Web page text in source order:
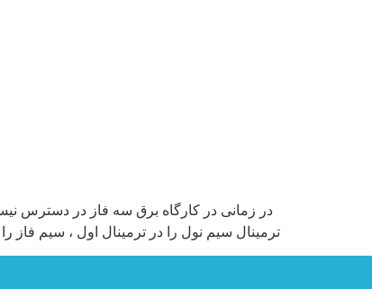
در زمانی در کارگاه برق سه فاز در دسترس نیست
ترمینال سیم نول را در ترمینال اول ، سیم